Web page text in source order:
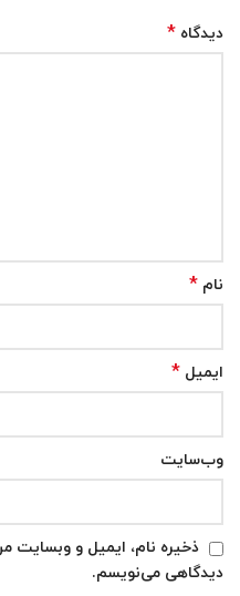
دیدگاه *
نام *
ایمیل *
وب‌سایت
ذخیره نام، ایمیل و وبسایت
دیدگاهی می‌نویسم.